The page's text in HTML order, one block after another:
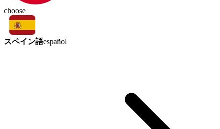
choose
スペイン語español